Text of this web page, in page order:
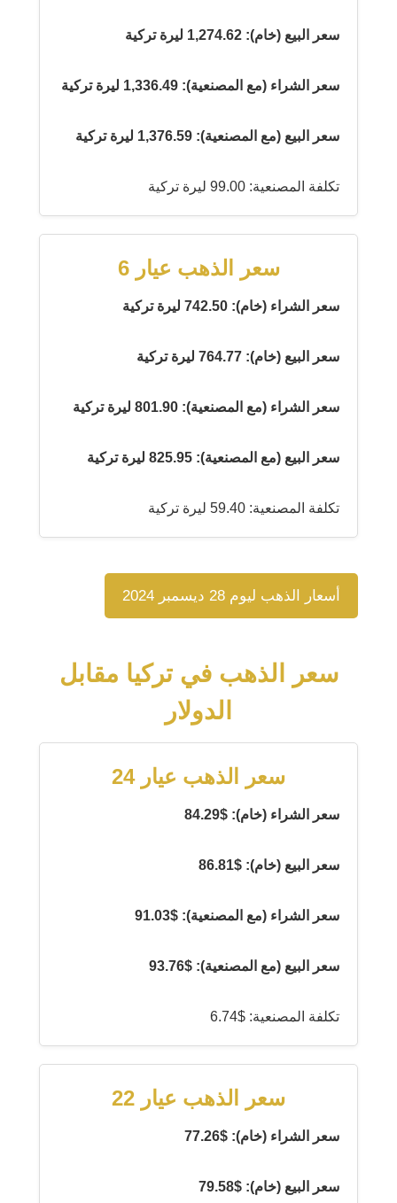
سعر البيع (خام): 1,274.62 ليرة تركية
سعر الشراء (مع المصنعية): 1,336.49 ليرة تركية
سعر البيع (مع المصنعية): 1,376.59 ليرة تركية
تكلفة المصنعية: 99.00 ليرة تركية
سعر الذهب عيار 6
سعر الشراء (خام): 742.50 ليرة تركية
سعر البيع (خام): 764.77 ليرة تركية
سعر الشراء (مع المصنعية): 801.90 ليرة تركية
سعر البيع (مع المصنعية): 825.95 ليرة تركية
تكلفة المصنعية: 59.40 ليرة تركية
أسعار الذهب ليوم 28 ديسمبر 2024
سعر الذهب في تركيا مقابل
الدولار
سعر الذهب عيار 24
سعر الشراء (خام): $84.29
سعر البيع (خام): $86.81
سعر الشراء (مع المصنعية): $91.03
سعر البيع (مع المصنعية): $93.76
تكلفة المصنعية: $6.74
سعر الذهب عيار 22
سعر الشراء (خام): $77.26
سعر البيع (خام): $79.58